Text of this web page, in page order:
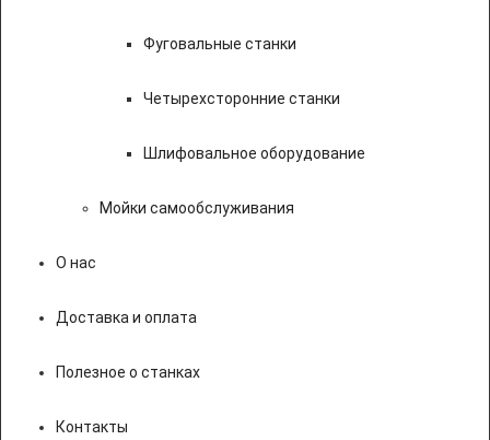
Фуговальные станки
Четырехсторонние станки
Шлифовальное оборудование
Мойки самообслуживания
О нас
Доставка и оплата
Полезное о станках
Контакты